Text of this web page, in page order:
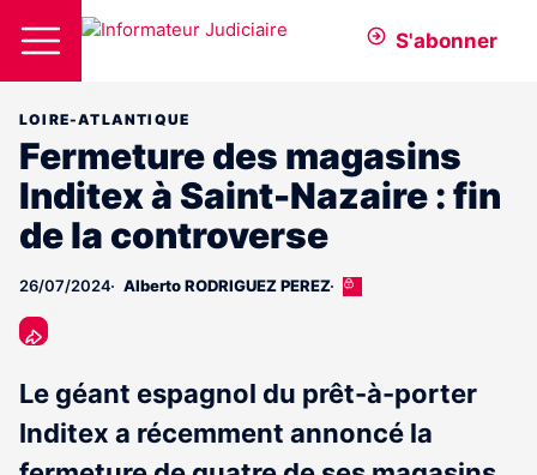
S'abonner
LOIRE-ATLANTIQUE
Fermeture des magasins
Inditex à Saint-Nazaire : fin
de la controverse
26/07/2024 Alberto RODRIGUEZ PEREZ
Cet
abonnés
Le géant espagnol du prêt-à-porter
Inditex a récemment annoncé la